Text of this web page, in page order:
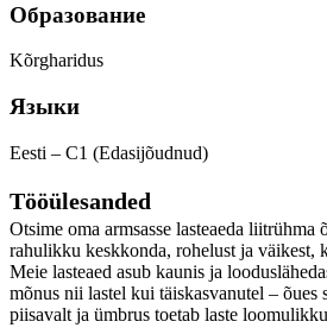
Образование
Kõrgharidus
Языки
Eesti – C1 (Edasijõudnud)
Tööülesanded
Otsime oma armsasse lasteaeda liitrühma
rahulikku keskkonda, rohelust ja väikest,
Meie lasteaed asub kaunis ja
mõnus nii lastel kui täiskasvanutel – õues
piisavalt ja ümbrus toetab laste